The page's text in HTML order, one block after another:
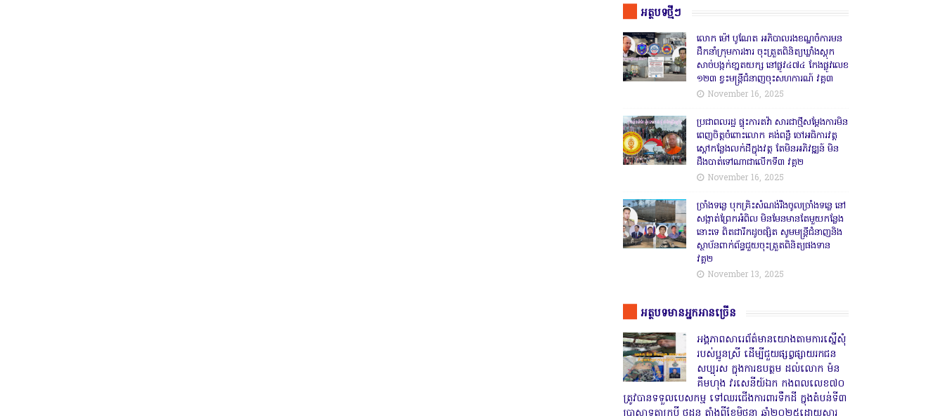
អត្ថបទថ្មីៗ
លោក ម៉ៅ បូណែត អភិបាលរងខណ្ឌចំការមន
ដឹកនាំក្រុមការងារ ចុះត្រួតពិនិត្យឃ្លាំងស្តុក
សាច់បង្កក់ខា្នតយក្ស នៅផ្លូវ៤៧៤ កែងផ្លូវលេខ
១២៣ ខ្វះមន្ត្រីជំនាញចុះសហការណ៍ វគ្គ៣
November 16, 2025
ប្រជាពលរដ្ឋ ផ្ទុះការតវ៉ា សារជាថ្មីសម្តែងការមិន
ពេញចិត្តចំពោះលោក គង់ពន្លឺ ចៅអធិការវត្ត
ស្ដៅកន្លែងលក់ដីក្នុងវត្ត តែមិនអភិវឌ្ឍន៍ មិន
ដឹងបាត់ទៅណាជាលើកទី៣ វគ្គ២
November 16, 2025
ច្រាំងទន្លេ បុកគ្រិះសំណង់រឹងចូលច្រាំងទន្លេ នៅ
សង្កាត់ព្រែកអំពិល មិនមែនមានតែមួយកន្លែង
នោះទេ ពិតជារីកដូចផ្សិត សូមមន្ត្រីជំនាញនិង
ស្ថាប័នពាក់ព័ន្ធជួយចុះត្រួតពិនិត្យផងទាន
វគ្គ២
November 13, 2025
អត្ថបទមានអ្នកអានច្រើន
អង្គភាពសារេព័ត៌មានយោងតាមការស្នើសុំ
របស់ប្អូនស្រី ដើម្បីជួយផ្សព្វផ្សាយរកជន
សប្បុរស ក្នុងការឧបត្ថម ដល់លោក ម៉ន
គឹមហុង វរសេនីយ៍ឯក កងពលលេខ៧០
ត្រូវបានទទួលបេសកម្ម ទៅឈរជើងការពារទឹកដី ក្នុងតំបន់ទី៣